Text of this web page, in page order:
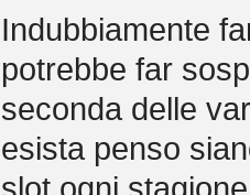
Indubbiamente
potrebbe far
seconda delle
esista penso